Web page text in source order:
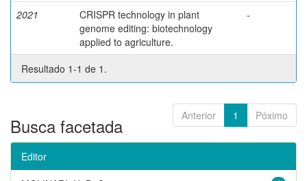
2021
CRISPR technology in plant
genome editing: biotechnology
applied to agriculture.
-
Resultado 1-1 de 1.
Anterior 1 Póximo
Busca facetada
Editor